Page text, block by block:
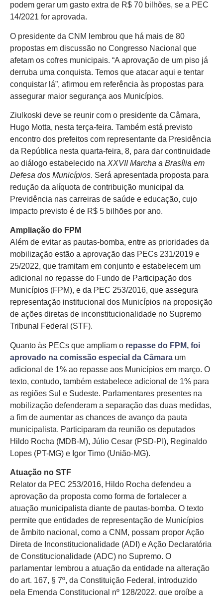
podem gerar um gasto extra de R$ 70 bilhões, se a PEC
14/2021 for aprovada.
O presidente da CNM lembrou que há mais de 80
propostas em discussão no Congresso Nacional que
afetam os cofres municipais. “A aprovação de um piso já
derruba uma conquista. Temos que atacar aqui e tentar
conquistar lá”, afirmou em referência às propostas para
assegurar maior segurança aos Municípios.
Ziulkoski deve se reunir com o presidente da Câmara,
Hugo Motta, nesta terça-feira. Também está previsto
encontro dos prefeitos com representante da Presidência
da República nesta quarta-feira, 8, para dar continuidade
ao diálogo estabelecido na XXVII Marcha a Brasília em
Defesa dos Municípios. Será apresentada proposta para
redução da alíquota de contribuição municipal da
Previdência nas carreiras de saúde e educação, cujo
impacto previsto é de R$ 5 bilhões por ano.
Ampliação do FPM
Além de evitar as pautas-bomba, entre as prioridades da
mobilização estão a aprovação das PECs 231/2019 e
25/2022, que tramitam em conjunto e estabelecem um
adicional no repasse do Fundo de Participação dos
Municípios (FPM), e da PEC 253/2016, que assegura
representação institucional dos Municípios na proposição
de ações diretas de inconstitucionalidade no Supremo
Tribunal Federal (STF).
Quanto às PECs que ampliam o repasse do FPM, foi
aprovado na comissão especial da Câmara um
adicional de 1% ao repasse aos Municípios em março. O
texto, contudo, também estabelece adicional de 1% para
as regiões Sul e Sudeste. Parlamentares presentes na
mobilização defenderam a separação das duas medidas,
a fim de aumentar as chances de avanço da pauta
municipalista. Participaram da reunião os deputados
Hildo Rocha (MDB-M), Júlio Cesar (PSD-PI), Reginaldo
Lopes (PT-MG) e Igor Timo (União-MG).
Atuação no STF
Relator da PEC 253/2016, Hildo Rocha defendeu a
aprovação da proposta como forma de fortalecer a
atuação municipalista diante de pautas-bomba. O texto
permite que entidades de representação de Municípios
de âmbito nacional, como a CNM, possam propor Ação
Direta de Inconstitucionalidade (ADI) e Ação Declaratória
de Constitucionalidade (ADC) no Supremo. O
parlamentar lembrou a atuação da entidade na alteração
do art. 167, § 7º, da Constituição Federal, introduzido
pela Emenda Constitucional nº 128/2022, que proíbe a